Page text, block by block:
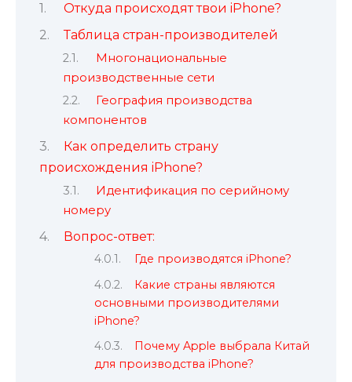
Откуда происходят твои iPhone?
Таблица стран-производителей
Многонациональные
производственные сети
География производства
компонентов
Как определить страну
происхождения iPhone?
Идентификация по серийному
номеру
Вопрос-ответ:
Где производятся iPhone?
Какие страны являются
основными производителями
iPhone?
Почему Apple выбрала Китай
для производства iPhone?